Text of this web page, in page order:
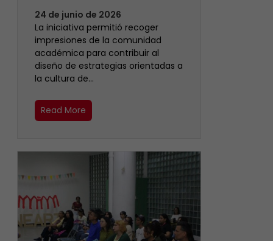
24 de junio de 2026
La iniciativa permitió recoger
impresiones de la comunidad
académica para contribuir al
diseño de estrategias orientadas a
la cultura de…
Read More